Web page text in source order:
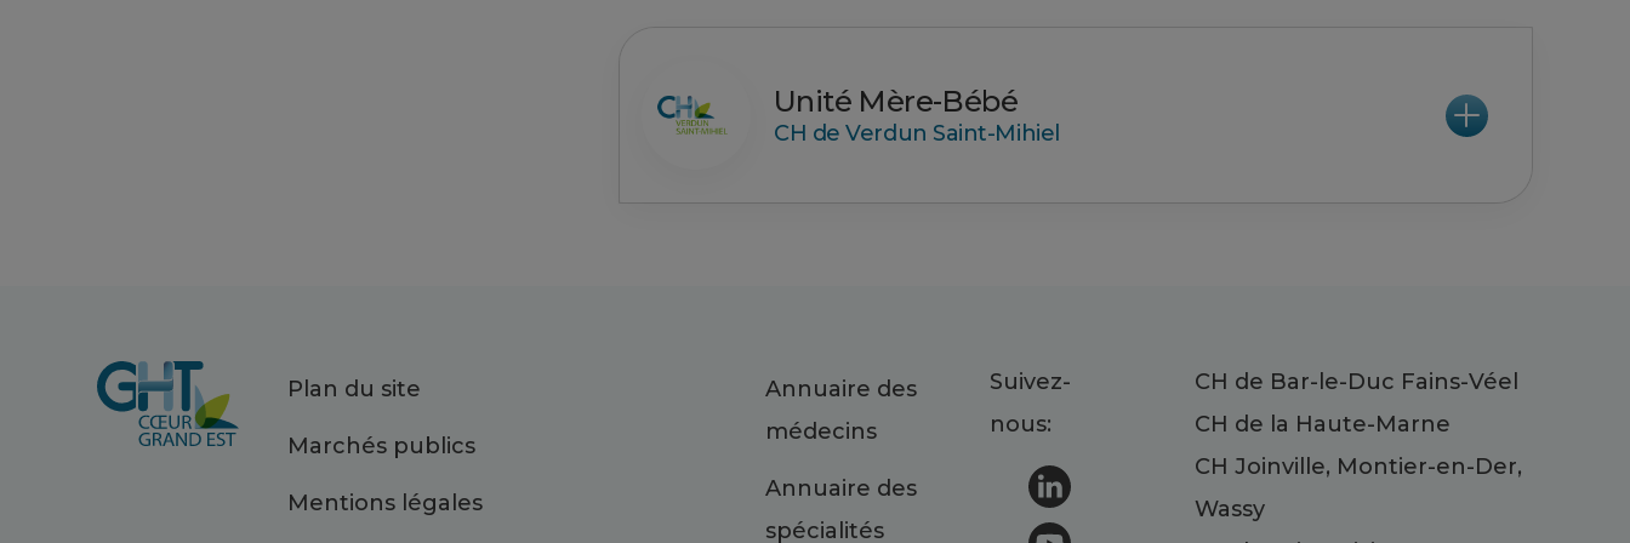
Unité Mère-Bébé
CH de Verdun Saint-Mihiel
Plan du site
Marchés publics
Mentions légales
Annuaire des
médecins
Annuaire des
spécialités
Suivez-
nous:
CH de Bar-le-Duc Fains-Véel
CH de la Haute-Marne
CH Joinville, Montier-en-Der,
Wassy